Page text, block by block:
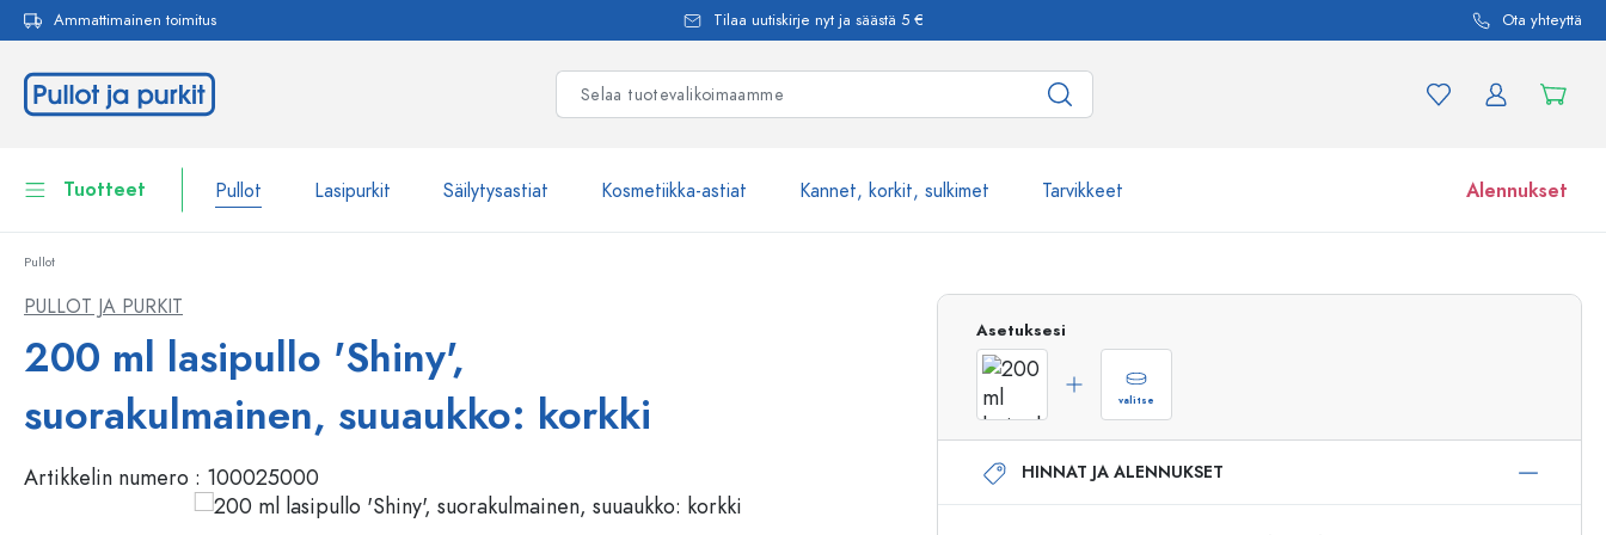
Siirry päänavigointiin
Ammattimainen toimitus Tilaa uutiskirje nyt ja säästä 5 € Ota yhteyttä
Tuotteet Pullot Lasipurkit Säilytysastiat Kosmetiikka-astiat Kannet, korkit, sulkimet Tarvikkeet Alennukset
Lasipurkit
Kosmetiikka-astiat
Pullot tuotemerkin mukaan
WECK-Lasipullot
Patenttikorkkipullot
Spraypullot
Airless-pumppupullot
Roll-on-pullot
Lasipurkit
Pullot
PULLOT JA PURKIT
200 ml lasipullo 'Shiny',
suorakulmainen, suuaukko: korkki
Artikkelin numero : 100025000
Asetuksesi
valitse
HINNAT JA ALENNUKSET